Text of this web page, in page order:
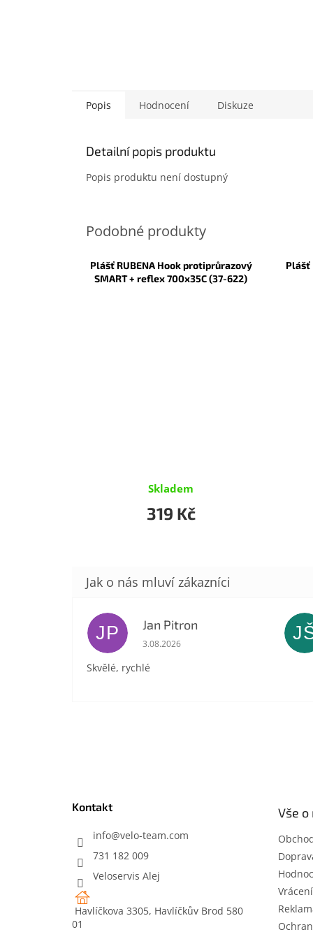
Popis Hodnocení Diskuze
Detailní popis produktu
Popis produktu není dostupný
Plášť RUBENA Hook protiprůrazový
SMART + reflex 700x35C (37-622)
Skladem
319 Kč
Plášť
JP Jan Pitron
Hodnocení obchodu je 5 z 5
3.08.2026
Skvělé, rychlé
Kontakt
info@velo-team.com
731 182 009
Veloservis Alej
Havlíčkova 3305, Havlíčkův Brod 580
01
Vše o